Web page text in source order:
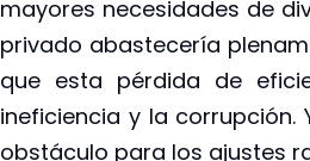
mayores necesidades de
privado abastecería
que esta pérdida de
ineficiencia y la
obstáculo para los ajustes